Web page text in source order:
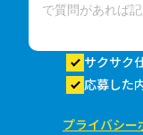
サクサク
応募した
プライバシー